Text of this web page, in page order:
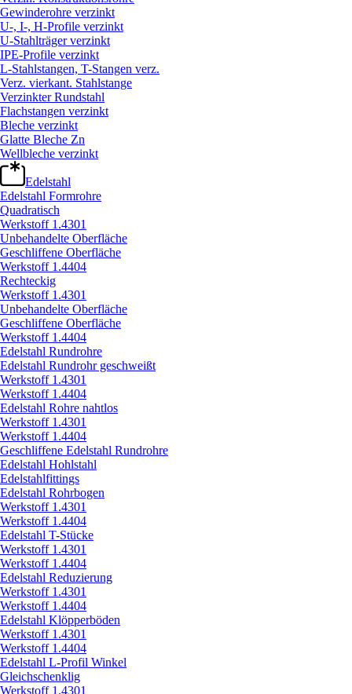
Gewinderohre verzinkt
U-, I-, H-Profile verzinkt
U-Stahlträger verzinkt
IPE-Profile verzinkt
L-Stahlstangen, T-Stangen verz.
Verz. vierkant. Stahlstange
Verzinkter Rundstahl
Flachstangen verzinkt
Bleche verzinkt
Glatte Bleche Zn
Wellbleche verzinkt
Edelstahl
Edelstahl Formrohre
Quadratisch
Werkstoff 1.4301
Unbehandelte Oberfläche
Geschliffene Oberfläche
Werkstoff 1.4404
Rechteckig
Werkstoff 1.4301
Unbehandelte Oberfläche
Geschliffene Oberfläche
Werkstoff 1.4404
Edelstahl Rundrohre
Edelstahl Rundrohr geschweißt
Werkstoff 1.4301
Werkstoff 1.4404
Edelstahl Rohre nahtlos
Werkstoff 1.4301
Werkstoff 1.4404
Geschliffene Edelstahl Rundrohre
Edelstahl Hohlstahl
Edelstahlfittings
Edelstahl Rohrbogen
Werkstoff 1.4301
Werkstoff 1.4404
Edelstahl T-Stücke
Werkstoff 1.4301
Werkstoff 1.4404
Edelstahl Reduzierung
Werkstoff 1.4301
Werkstoff 1.4404
Edelstahl Klöpperböden
Werkstoff 1.4301
Werkstoff 1.4404
Edelstahl L-Profil Winkel
Gleichschenklig
Werkstoff 1.4301